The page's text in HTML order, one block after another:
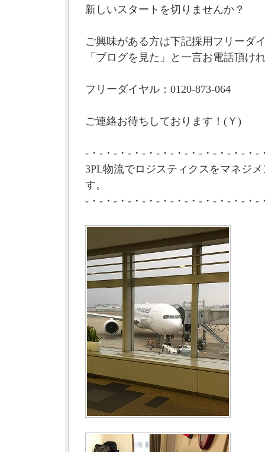
新しいスタートを切りませんか？
ご興味がある方は下記採用フリーダ
「ブログを見た」と一言お電話頂け
フリーダイヤル：0120-873-064
ご連絡お待ちしております！(Ｙ)
-・-・-・-・-・-・-・-・-・-・-・-・-
3PL物流でロジスティクスをマネジ
す。
-・-・-・-・-・-・-・-・-・-・-・-・-